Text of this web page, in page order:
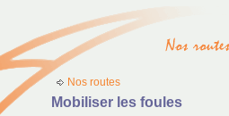
Nos routes
Mobiliser les foules